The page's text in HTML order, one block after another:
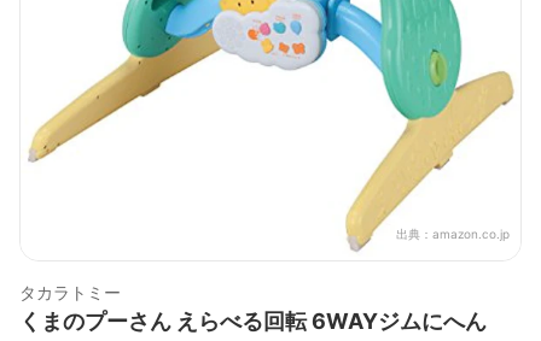
出典： amazon.co.jp
タカラトミー
くまのプーさん えらべる回転 6WAYジムにへん